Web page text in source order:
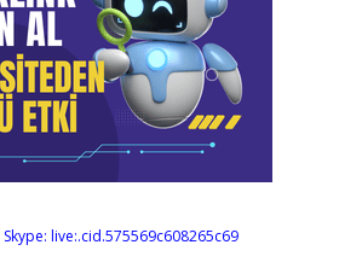
Skype: live:.cid.575569c608265c69